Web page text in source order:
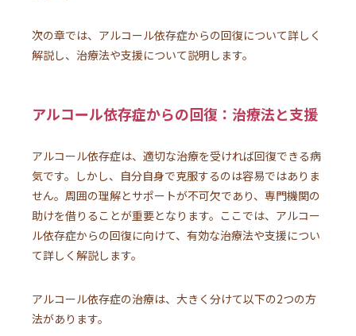
次の章では、アルコール依存症からの回復について詳しく
解説し、治療法や支援について説明します。
アルコール依存症からの回復：治療法と支援
アルコール依存症は、適切な治療を受ければ回復できる病
気です。しかし、自分自身で克服するのは容易ではありま
せん。周囲の理解とサポートが不可欠であり、専門機関の
助けを借りることが重要となります。ここでは、アルコー
ル依存症からの回復に向けて、有効な治療法や支援につい
て詳しく解説します。
アルコール依存症の治療は、大きく分けて以下の2つの方
法があります。